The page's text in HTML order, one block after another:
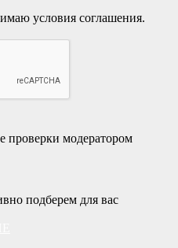
условия соглашения.
проверки модератором
подберем для вас